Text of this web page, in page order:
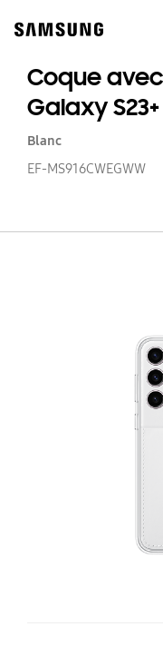
content
Coque
Galaxy S23+
Blanc
EF-MS916CWEGWW